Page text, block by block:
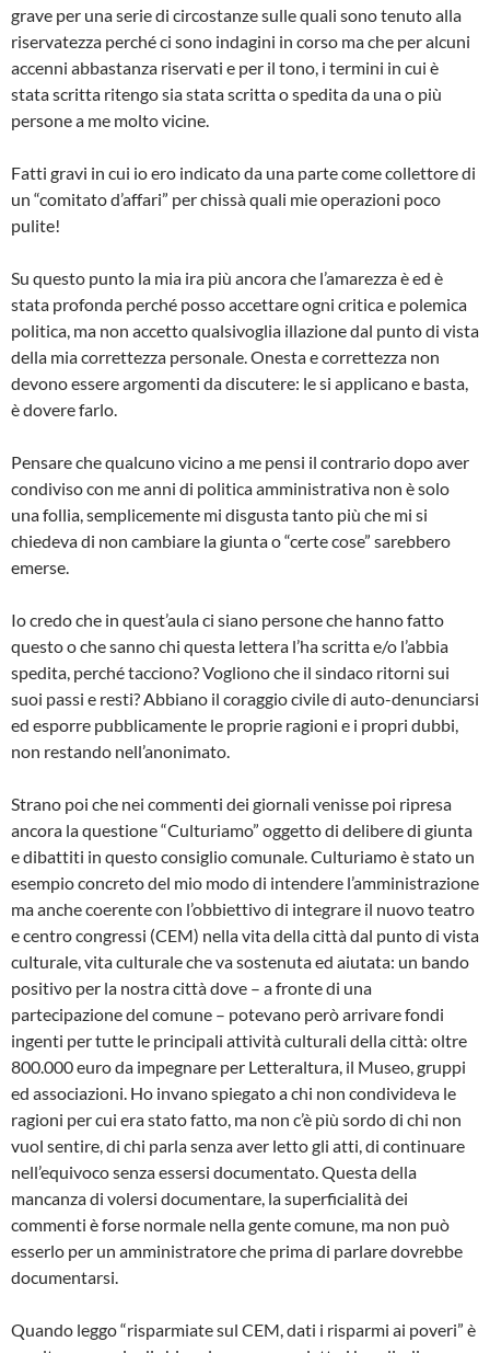
grave per una serie di circostanze sulle quali sono tenuto alla
riservatezza perché ci sono indagini in corso ma che per alcuni
accenni abbastanza riservati e per il tono, i termini in cui è
stata scritta ritengo sia stata scritta o spedita da una o più
persone a me molto vicine.
Fatti gravi in cui io ero indicato da una parte come collettore di
un “comitato d’affari” per chissà quali mie operazioni poco
pulite!
Su questo punto la mia ira più ancora che l’amarezza è ed è
stata profonda perché posso accettare ogni critica e polemica
politica, ma non accetto qualsivoglia illazione dal punto di vista
della mia correttezza personale. Onesta e correttezza non
devono essere argomenti da discutere: le si applicano e basta,
è dovere farlo.
Pensare che qualcuno vicino a me pensi il contrario dopo aver
condiviso con me anni di politica amministrativa non è solo
una follia, semplicemente mi disgusta tanto più che mi si
chiedeva di non cambiare la giunta o “certe cose” sarebbero
emerse.
Io credo che in quest’aula ci siano persone che hanno fatto
questo o che sanno chi questa lettera l’ha scritta e/o l’abbia
spedita, perché tacciono? Vogliono che il sindaco ritorni sui
suoi passi e resti? Abbiano il coraggio civile di auto-denunciarsi
ed esporre pubblicamente le proprie ragioni e i propri dubbi,
non restando nell’anonimato.
Strano poi che nei commenti dei giornali venisse poi ripresa
ancora la questione “Culturiamo” oggetto di delibere di giunta
e dibattiti in questo consiglio comunale. Culturiamo è stato un
esempio concreto del mio modo di intendere l’amministrazione
ma anche coerente con l’obbiettivo di integrare il nuovo teatro
e centro congressi (CEM) nella vita della città dal punto di vista
culturale, vita culturale che va sostenuta ed aiutata: un bando
positivo per la nostra città dove – a fronte di una
partecipazione del comune – potevano però arrivare fondi
ingenti per tutte le principali attività culturali della città: oltre
800.000 euro da impegnare per Letteraltura, il Museo, gruppi
ed associazioni. Ho invano spiegato a chi non condivideva le
ragioni per cui era stato fatto, ma non c’è più sordo di chi non
vuol sentire, di chi parla senza aver letto gli atti, di continuare
nell’equivoco senza essersi documentato. Questa della
mancanza di volersi documentare, la superficialità dei
commenti è forse normale nella gente comune, ma non può
esserlo per un amministratore che prima di parlare dovrebbe
documentarsi.
Quando leggo “risparmiate sul CEM, dati i risparmi ai poveri” è